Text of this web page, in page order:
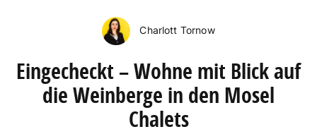
Charlott Tornow
Eingecheckt – Wohne mit Blick auf
die Weinberge in den Mosel
Chalets